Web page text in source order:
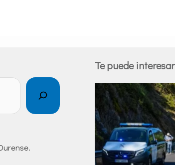
Te puede interesar